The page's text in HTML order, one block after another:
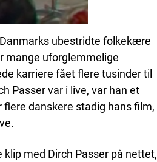
ubestridte folkekære
mange uforglemmelige
karriere fået flere tusinder til
Passer var i live, var han et
flere danskere stadig hans film,
med Dirch Passer på nettet,